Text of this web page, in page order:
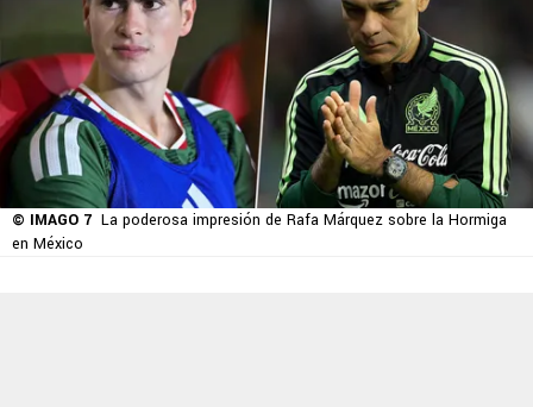
© IMAGO 7 La poderosa impresión de Rafa Márquez sobre la Hormiga
en México